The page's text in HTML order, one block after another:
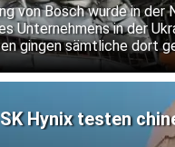
von Bosch wurde in der
Unternehmens in der
gingen sämtliche dort
Hynix testen